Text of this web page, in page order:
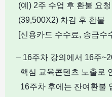
(예 ) 2주 수업 후 환불 요
(39,500X2) 차감 후 환불
[신용카드 수수료, 송금수
– 16주차 강의에서 16주
핵심 교육콘텐츠 노출로
16주차 후에는 잔여환불